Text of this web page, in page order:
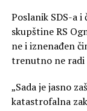
Poslanik SDS-a
skupštine RS
ne i iznenađen
trenutno ne radi
„Sada je jasno
katastrofalna